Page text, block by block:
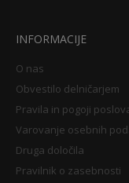
INFORMACIJE
O nas
Obvestilo delničarjem
Pravila in pogoji
Varovanje osebnih
Druga določila
Pravilnik o zasebnosti